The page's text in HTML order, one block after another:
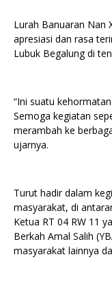
Lurah Banuaran Nan
apresiasi dan rasa
Lubuk Begalung di
“Ini suatu
Semoga kegiatan
merambah ke
ujarnya.
Turut hadir dalam
masyarakat, di
Ketua RT 04 RW 11
Berkah Amal Salih
masyarakat lainnya